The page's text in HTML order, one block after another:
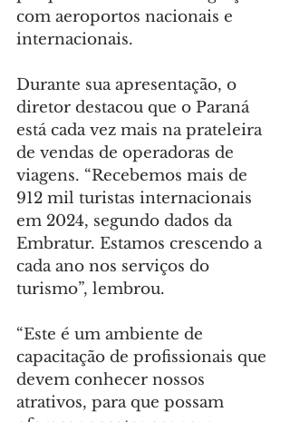
com aeroportos nacionais e
internacionais.
Durante sua apresentação, o
diretor destacou que o Paraná
está cada vez mais na prateleira
de vendas de operadoras de
viagens. “Recebemos mais de
912 mil turistas internacionais
em 2024, segundo dados da
Embratur. Estamos crescendo a
cada ano nos serviços do
turismo”, lembrou.
“Este é um ambiente de
capacitação de profissionais que
devem conhecer nossos
atrativos, para que possam